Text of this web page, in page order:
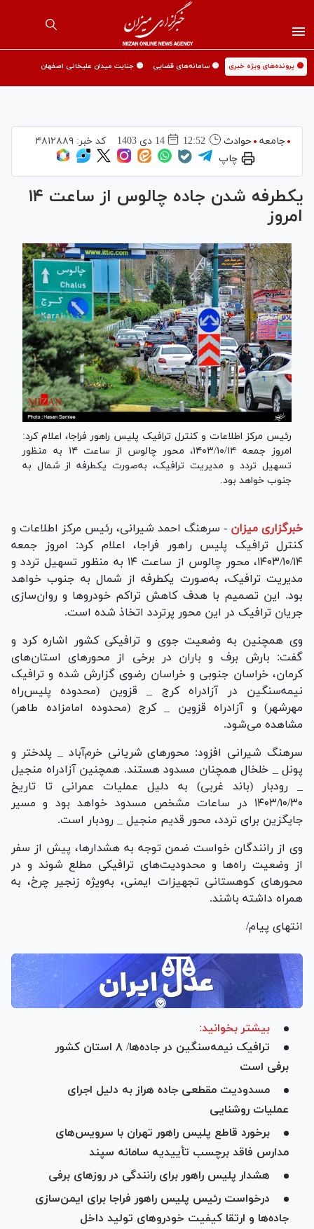
🟡 پرونده‌های ویژه خبری 🟡 سامانه‌های قضایی 🟡 جنایت میدان علیخانی اصفهان
جامعه حوادث 12:52 14 دی 1403 کد خبر: ۴۸۱۲۸۸۹
چاپ
یکطرفه شدن جاده چالوس از ساعت ۱۴
امروز
رئیس مرکز اطلاعات و کنترل ترافیک پلیس راهور فراجا، اعلام کرد:
امروز جمعه ۱۴۰۳/۱۰/۱۴، محور چالوس از ساعت ۱۴ به منظور
تسهیل تردد و مدیریت ترافیک، به‌صورت یکطرفه از شمال به
جنوب خواهد بود.
خبرگزاری میزان - سرهنگ احمد شیرانی، رئیس مرکز اطلاعات و
کنترل ترافیک پلیس راهور فراجا، اعلام کرد: امروز جمعه
۱۴۰۳/۱۰/۱۴، محور چالوس از ساعت ۱۴ به منظور تسهیل تردد و
مدیریت ترافیک، به‌صورت یکطرفه از شمال به جنوب خواهد
بود. این تصمیم با هدف کاهش تراکم خودرو‌ها و روان‌سازی
جریان ترافیک در این محور پرتردد اتخاذ شده است.
وی همچنین به وضعیت جوی و ترافیکی کشور اشاره کرد و
گفت: بارش برف و باران در برخی از محور‌های استان‌های
کرمان، خراسان جنوبی و خراسان رضوی گزارش شده و ترافیک
نیمه‌سنگین در آزادراه کرج _ قزوین (محدوده پلیس‌راه
مهرشهر) و آزادراه قزوین _ کرج (محدوده امامزاده طاهر)
مشاهده می‌شود.
سرهنگ شیرانی افزود: محور‌های شریانی خرم‌آباد _ پلدختر و
پونل _ خلخال همچنان مسدود هستند. همچنین آزادراه منجیل
_ رودبار (باند غربی) به دلیل عملیات عمرانی تا تاریخ
۱۴۰۳/۱۰/۳۰ در ساعات مشخص مسدود خواهد بود و مسیر
جایگزین برای تردد، محور قدیم منجیل _ رودبار است.
وی از رانندگان خواست ضمن توجه به هشدارها، پیش از سفر
از وضعیت راه‌ها و محدودیت‌های ترافیکی مطلع شوند و در
محور‌های کوهستانی تجهیزات ایمنی، به‌ویژه زنجیر چرخ، به
همراه داشته باشند.
انتهای پیام/
بیشتر بخوانید:
ترافیک نیمه‌سنگین در جاده‌ها/ ۸ استان کشور
برفی است
مسدودیت مقطعی جاده هراز به دلیل اجرای
عملیات روشنایی
برخورد قاطع پلیس راهور تهران با سرویس‌های
مدارس فاقد برچسب تأییدیه سامانه سپند
هشدار پلیس راهور برای رانندگی در روز‌های برفی
درخواست رئیس پلیس راهور فراجا برای ایمن‌سازی
جاده‌ها و ارتقا کیفیت خودروهای تولید داخل